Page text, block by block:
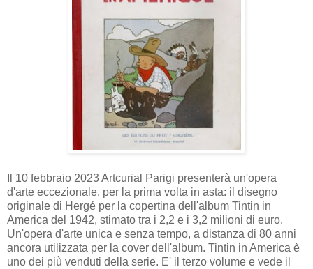
Il 10 febbraio 2023 Artcurial Parigi presenterà un'opera
d'arte eccezionale, per la prima volta in asta: il disegno
originale di Hergé per la copertina dell'album Tintin in
America del 1942, stimato tra i 2,2 e i 3,2 milioni di euro.
Un'opera d'arte unica e senza tempo, a distanza di 80 anni
ancora utilizzata per la cover dell'album. Tintin in America è
uno dei più venduti della serie. E' il terzo volume e vede il